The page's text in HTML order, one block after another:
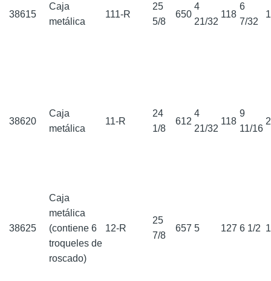
38615
Caja
metálica
111-R
25
5/8
650
4
21/32
118
6
7/32
38620
Caja
metálica
11-R
24
1/8
612
4
21/32
118
9
11/16
38625
Caja
metálica
(contiene 6
troqueles de
roscado)
12-R
25
7/8
657 5 127 6 1/2